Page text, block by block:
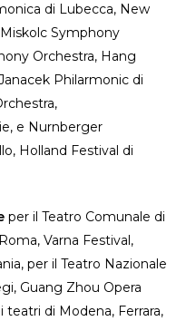
di Lubecca, New
Symphony
Orchestra, Hang
Philarmonic di
e Nurnberger
Holland Festival di
per il Teatro Comunale di
Varna Festival,
per il Teatro Nazionale
Guang Zhou Opera
teatri di Modena, Ferrara,